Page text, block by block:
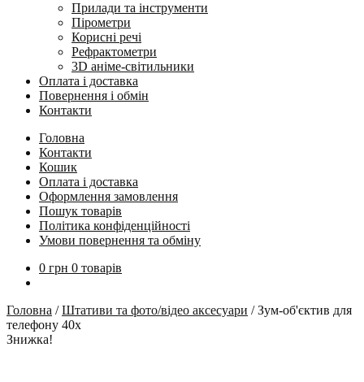
Прилади та інструменти
Пірометри
Корисні речі
Рефрактометри
3D аніме-світильники
Оплата і доставка
Повернення і обмін
Контакти
Головна
Контакти
Кошик
Оплата і доставка
Оформлення замовлення
Пошук товарів
Політика конфіденційності
Умови повернення та обміну
0 грн 0 товарів
Головна /Штативи та фото/відео аксесуари /Зум-об'єктив для
телефону 40х
Знижка!